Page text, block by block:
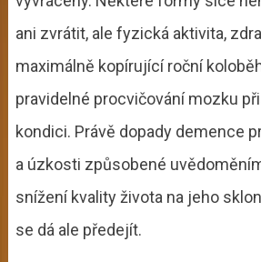
ani zvrátit, ale fyzická aktivita,
maximálně kopírující roční
pravidelné procvičování mozku
kondici. Právě dopady demence
a úzkosti způsobené
snížení kvality života na jeho
se dá ale předejít.